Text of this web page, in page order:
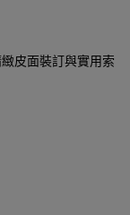
緻皮面裝訂與實用索